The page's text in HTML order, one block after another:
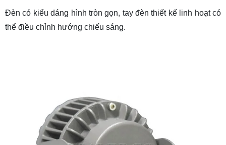
Đèn có kiểu dáng hình tròn gọn, tay đèn thiết kế linh hoạt có
thể điều chỉnh hướng chiếu sáng.